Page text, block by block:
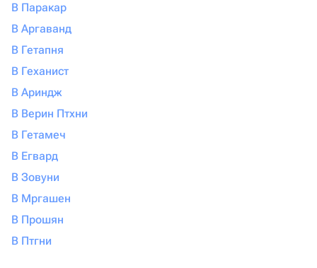
В Паракар
В Аргаванд
В Гетапня
В Геханист
В Ариндж
В Верин Птхни
В Гетамеч
В Егвард
В Зовуни
В Мргашен
В Прошян
В Птгни